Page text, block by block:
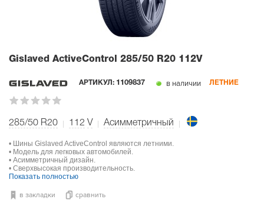
Gislaved ActiveControl 285/50 R20 112V
АРТИКУЛ: 1109837 в наличии ЛЕТНИЕ
285/50 R20 112 V Асимметричный
• Шины Gislaved ActiveControl являются летними.
• Модель для легковых автомобилей.
• Асимметричный дизайн.
• Сверхвысокая производительность.
Показать полностью
в закладки сравнить